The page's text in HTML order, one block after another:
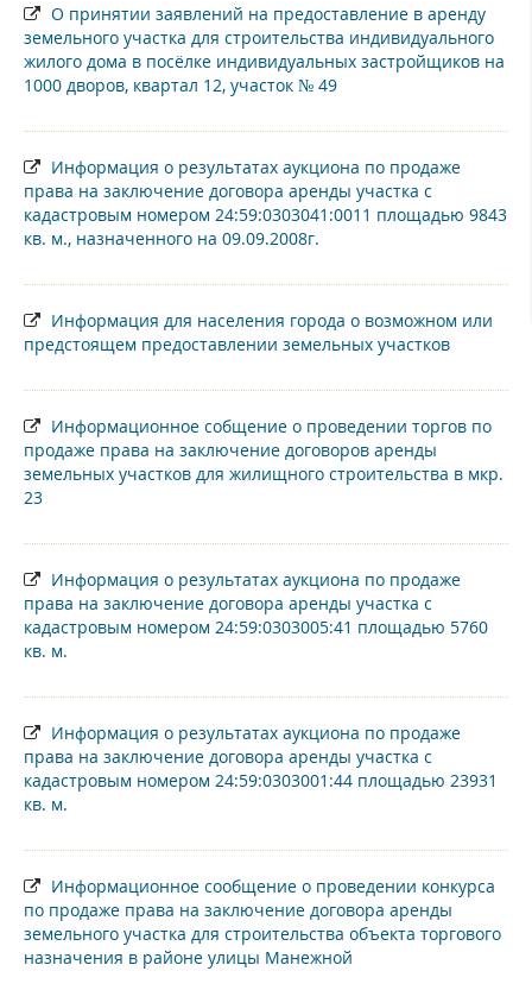
О принятии заявлений на предоставление в аренду
земельного участка для строительства индивидуального
жилого дома в посёлке индивидуальных застройщиков на
1000 дворов, квартал 12, участок № 49
Информация о результатах аукциона по продаже
права на заключение договора аренды участка с
кадастровым номером 24:59:0303041:0011 площадью 9843
кв. м., назначенного на 09.09.2008г.
Информация для населения города о возможном или
предстоящем предоставлении земельных участков
Информационное собщение о проведении торгов по
продаже права на заключение договоров аренды
земельных участков для жилищного строительства в мкр.
23
Информация о результатах аукциона по продаже
права на заключение договора аренды участка с
кадастровым номером 24:59:0303005:41 площадью 5760
кв. м.
Информация о результатах аукциона по продаже
права на заключение договора аренды участка с
кадастровым номером 24:59:0303001:44 площадью 23931
кв. м.
Информационное сообщение о проведении конкурса
по продаже права на заключение договора аренды
земельного участка для строительства объекта торгового
назначения в районе улицы Манежной